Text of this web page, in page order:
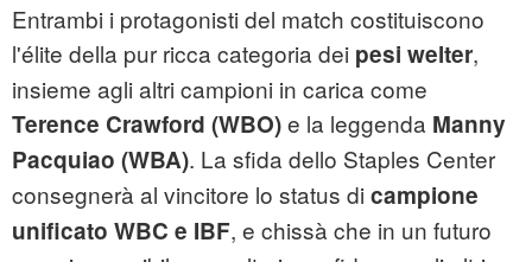
Entrambi i protagonisti del match costituiscono
l'élite della pur ricca categoria dei pesi welter,
insieme agli altri campioni in carica come
Terence Crawford (WBO)e la leggenda Manny
Pacquiao (WBA). La sfida dello Staples Center
consegnerà al vincitore lo status di campione
unificato WBC e IBF, e chissà che in un futuro